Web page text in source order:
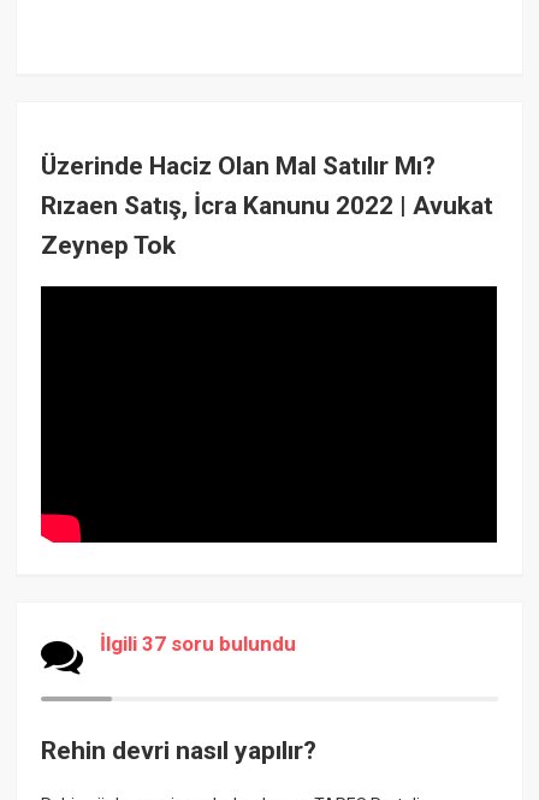
Üzerinde Haciz Olan Mal Satılır Mı?
Rızaen Satış, İcra Kanunu 2022 | Avukat
Zeynep Tok
İlgili 37 soru bulundu
Rehin devri nasıl yapılır?